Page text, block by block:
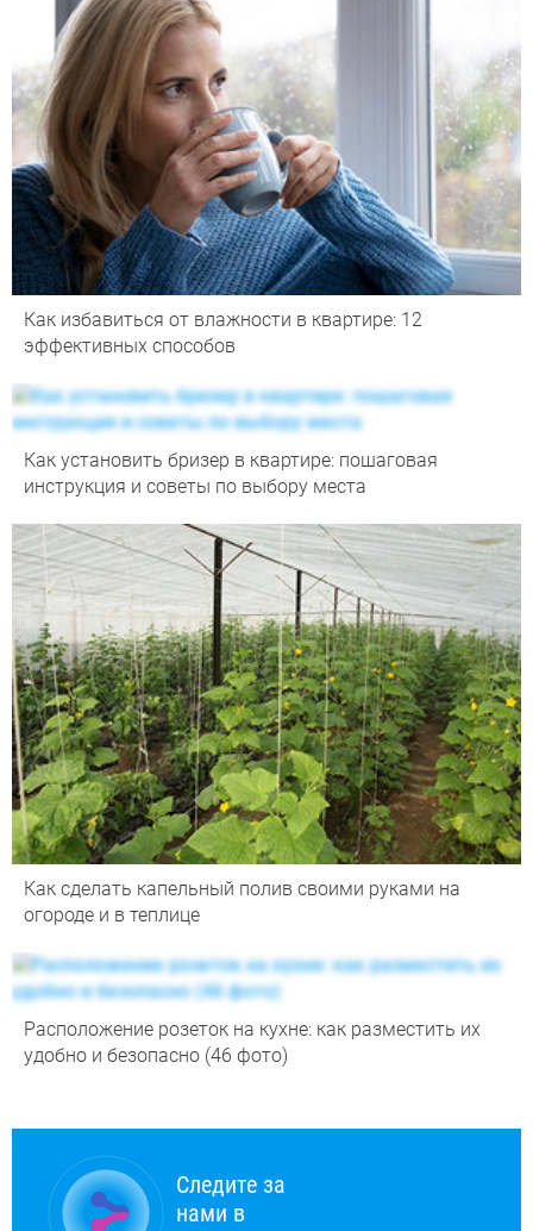
Как избавиться от влажности в квартире: 12
эффективных способов
Как установить бризер в квартире: пошаговая
инструкция и советы по выбору места
Как сделать капельный полив своими руками на
огороде и в теплице
Расположение розеток на кухне: как разместить их
удобно и безопасно (46 фото)
Следите за
нами в